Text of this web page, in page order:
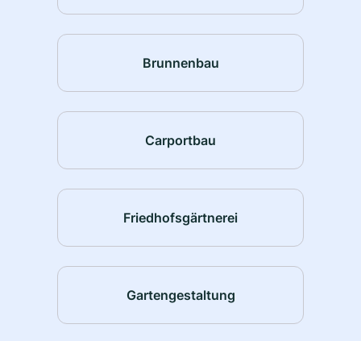
Brunnenbau
Carportbau
Friedhofsgärtnerei
Gartengestaltung